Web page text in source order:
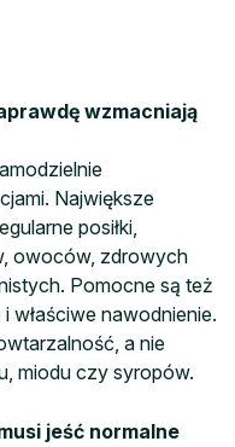
wzmacniają
Największe
posiłki,
owoców, zdrowych
Pomocne są też
właściwe nawodnienie.
a nie
miodu czy syropów.
jeść normalne